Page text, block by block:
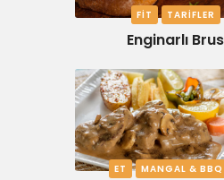
FIT TARIFLER
Enginarlı
ET MANGAL & BBQ